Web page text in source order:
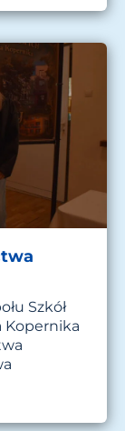
Szkół
Kopernika